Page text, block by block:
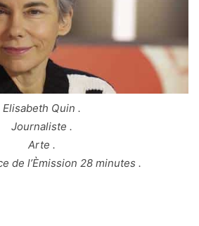
Elisabeth Quin .
Journaliste .
Arte .
de l’Èmission 28 minutes .